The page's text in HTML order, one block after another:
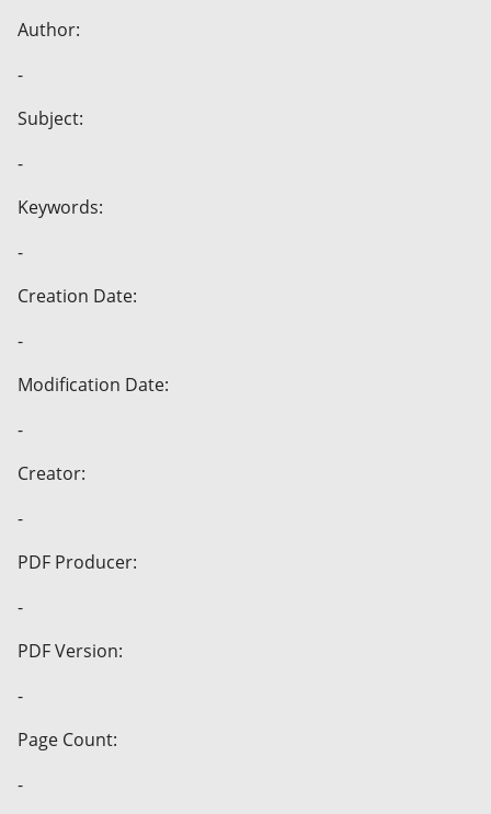
Author:
-
Subject:
-
Keywords:
-
Creation Date:
-
Modification Date:
-
Creator:
-
PDF Producer:
-
PDF Version:
-
Page Count:
-